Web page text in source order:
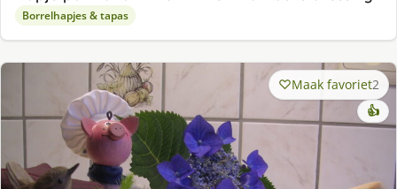
Borrelhapjes & tapas
Maak favoriet2
👍